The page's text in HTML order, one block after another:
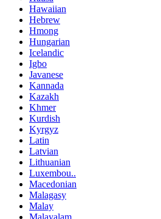
Hawaiian
Hebrew
Hmong
Hungarian
Icelandic
Igbo
Javanese
Kannada
Kazakh
Khmer
Kurdish
Kyrgyz
Latin
Latvian
Lithuanian
Luxembou..
Macedonian
Malagasy
Malay
Malayalam